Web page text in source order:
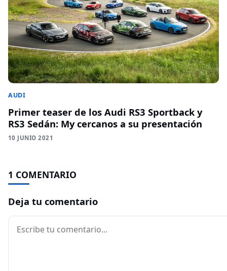
AUDI
Primer teaser de los Audi RS3 Sportback y
RS3 Sedán: My cercanos a su presentación
10 JUNIO 2021
1 COMENTARIO
Deja tu comentario
Comentario